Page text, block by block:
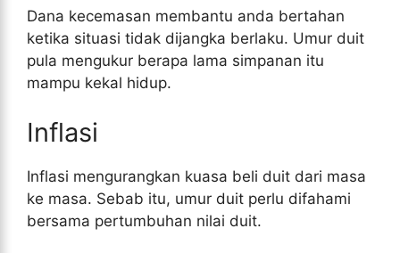
Dana kecemasan membantu anda bertahan
ketika situasi tidak dijangka berlaku. Umur duit
pula mengukur berapa lama simpanan itu
mampu kekal hidup.
Inflasi
Inflasi mengurangkan kuasa beli duit dari masa
ke masa. Sebab itu, umur duit perlu difahami
bersama pertumbuhan nilai duit.